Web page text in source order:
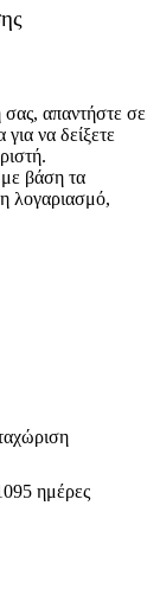
σας, απαντήστε σε
να δείξετε
βάση τα
λογαριασμό,
ημέρες